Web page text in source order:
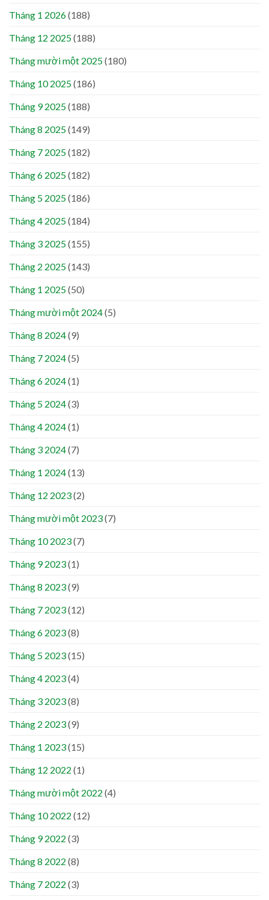
Tháng 1 2026(188)
Tháng 12 2025(188)
Tháng mười một 2025(180)
Tháng 10 2025(186)
Tháng 9 2025(188)
Tháng 8 2025(149)
Tháng 7 2025(182)
Tháng 6 2025(182)
Tháng 5 2025(186)
Tháng 4 2025(184)
Tháng 3 2025(155)
Tháng 2 2025(143)
Tháng 1 2025(50)
Tháng mười một 2024(5)
Tháng 8 2024(9)
Tháng 7 2024(5)
Tháng 6 2024(1)
Tháng 5 2024(3)
Tháng 4 2024(1)
Tháng 3 2024(7)
Tháng 1 2024(13)
Tháng 12 2023(2)
Tháng mười một 2023(7)
Tháng 10 2023(7)
Tháng 9 2023(1)
Tháng 8 2023(9)
Tháng 7 2023(12)
Tháng 6 2023(8)
Tháng 5 2023(15)
Tháng 4 2023(4)
Tháng 3 2023(8)
Tháng 2 2023(9)
Tháng 1 2023(15)
Tháng 12 2022 (1)
Tháng mười một 2022 (4)
Tháng 10 2022 (12)
Tháng 9 2022 (3)
Tháng 8 2022 (8)
Tháng 7 2022 (3)